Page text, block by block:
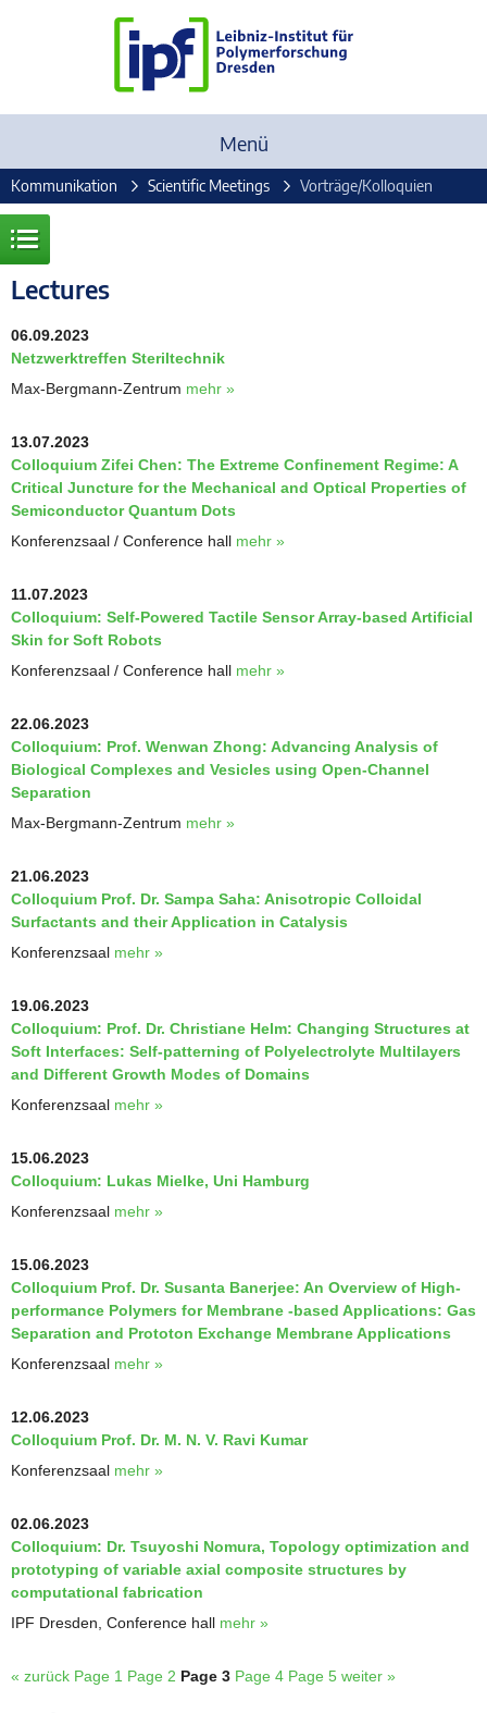
Menü
Kommunikation Scientific Meetings Vorträge/Kolloquien
Lectures
06.09.2023
Netzwerktreffen Steriltechnik
Max-Bergmann-Zentrum mehr »
13.07.2023
Colloquium Zifei Chen: The Extreme Confinement Regime: A
Critical Juncture for the Mechanical and Optical Properties of
Semiconductor Quantum Dots
Konferenzsaal / Conference hall mehr »
11.07.2023
Colloquium: Self-Powered Tactile Sensor Array-based Artificial
Skin for Soft Robots
Konferenzsaal / Conference hall mehr »
22.06.2023
Colloquium: Prof. Wenwan Zhong: Advancing Analysis of
Biological Complexes and Vesicles using Open-Channel
Separation
Max-Bergmann-Zentrum mehr »
21.06.2023
Colloquium Prof. Dr. Sampa Saha: Anisotropic Colloidal
Surfactants and their Application in Catalysis
Konferenzsaal mehr »
19.06.2023
Colloquium: Prof. Dr. Christiane Helm: Changing Structures at
Soft Interfaces: Self-patterning of Polyelectrolyte Multilayers
and Different Growth Modes of Domains
Konferenzsaal mehr »
15.06.2023
Colloquium: Lukas Mielke, Uni Hamburg
Konferenzsaal mehr »
15.06.2023
Colloquium Prof. Dr. Susanta Banerjee: An Overview of High-
performance Polymers for Membrane -based Applications: Gas
Separation and Prototon Exchange Membrane Applications
Konferenzsaal mehr »
12.06.2023
Colloquium Prof. Dr. M. N. V. Ravi Kumar
Konferenzsaal mehr »
02.06.2023
Colloquium: Dr. Tsuyoshi Nomura, Topology optimization and
prototyping of variable axial composite structures by
computational fabrication
IPF Dresden, Conference hall mehr »
« zurück Page 1 Page 2 Page 3 Page 4 Page 5 weiter »